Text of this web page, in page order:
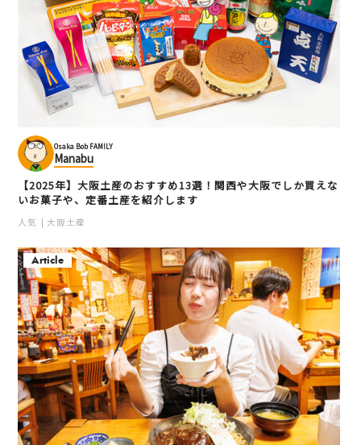
Osaka Bob FAMILY
Manabu
【2025年】大阪土産のおすすめ13選！関西や大阪でしか買えな
いお菓子や、定番土産を紹介します
人気 大阪土産
Article